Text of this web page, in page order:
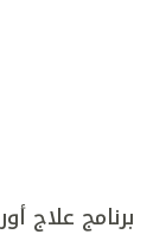
برنامج علاج